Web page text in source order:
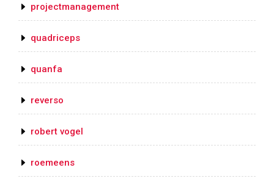
projectmanagement
quadriceps
quanfa
reverso
robert vogel
roemeens